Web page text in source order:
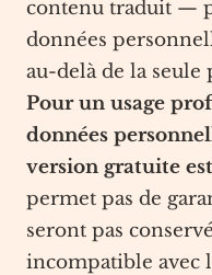
contenu traduit —
données
au-delà de la
Pour un usage
données
version gratuite
permet pas de
seront pas
incompatible avec